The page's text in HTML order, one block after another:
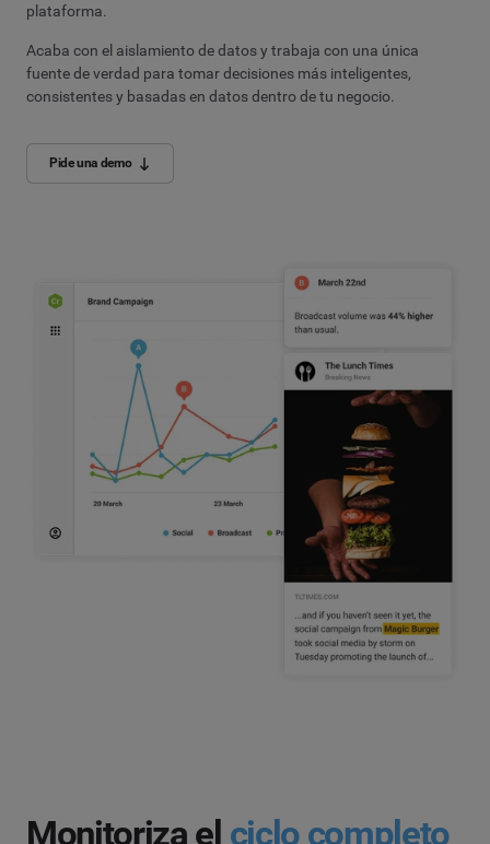
plataforma.
Acaba con el aislamiento de datos y trabaja con una única
fuente de verdad para tomar decisiones más inteligentes,
consistentes y basadas en datos dentro de tu negocio.
Pide una demo
Monitoriza el ciclo completo